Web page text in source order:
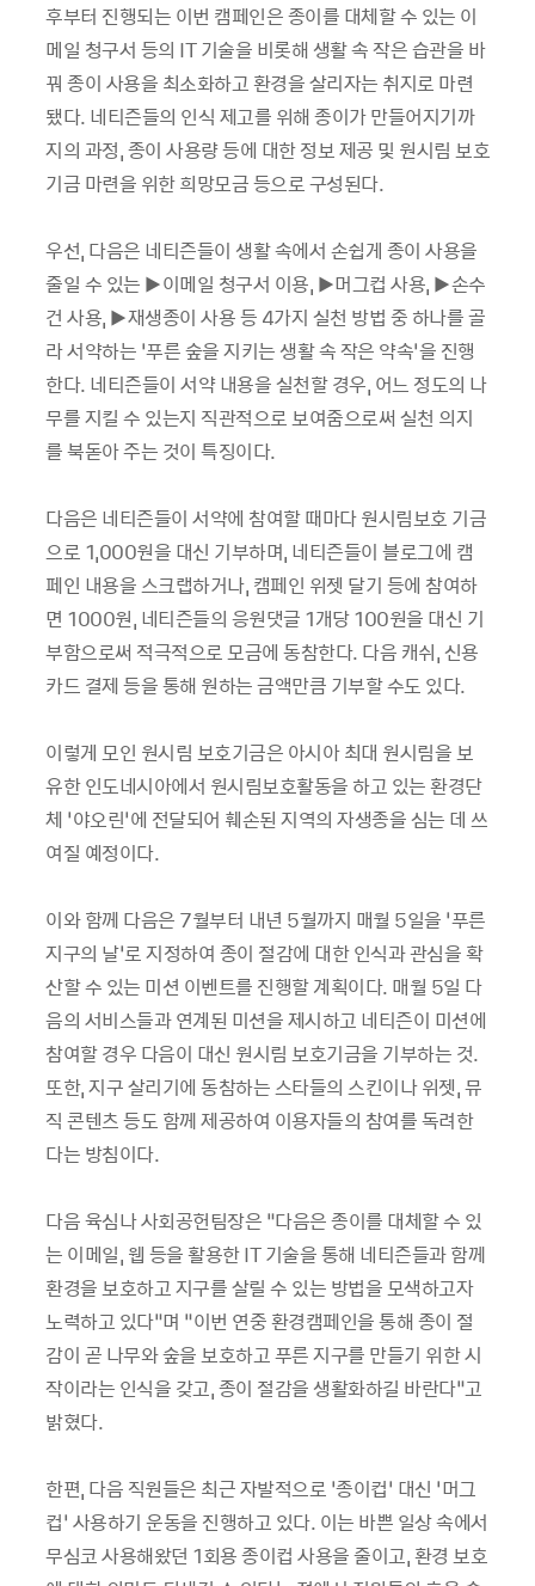
후부터 진행되는 이번 캠페인은 종이를 대체할 수 있는 이
메일 청구서 등의 IT 기술을 비롯해 생활 속 작은 습관을 바
꿔 종이 사용을 최소화하고 환경을 살리자는 취지로 마련
됐다. 네티즌들의 인식 제고를 위해 종이가 만들어지기까
지의 과정, 종이 사용량 등에 대한 정보 제공 및 원시림 보호
기금 마련을 위한 희망모금 등으로 구성된다.
우선, 다음은 네티즌들이 생활 속에서 손쉽게 종이 사용을
줄일 수 있는 ▶이메일 청구서 이용, ▶머그컵 사용, ▶손수
건 사용, ▶재생종이 사용 등 4가지 실천 방법 중 하나를 골
라 서약하는 ‘푸른 숲을 지키는 생활 속 작은 약속’을 진행
한다. 네티즌들이 서약 내용을 실천할 경우, 어느 정도의 나
무를 지킬 수 있는지 직관적으로 보여줌으로써 실천 의지
를 북돋아 주는 것이 특징이다.
다음은 네티즌들이 서약에 참여할 때마다 원시림보호 기금
으로 1,000원을 대신 기부하며, 네티즌들이 블로그에 캠
페인 내용을 스크랩하거나, 캠페인 위젯 달기 등에 참여하
면 1000원, 네티즌들의 응원댓글 1개당 100원을 대신 기
부함으로써 적극적으로 모금에 동참한다. 다음 캐쉬, 신용
카드 결제 등을 통해 원하는 금액만큼 기부할 수도 있다.
이렇게 모인 원시림 보호기금은 아시아 최대 원시림을 보
유한 인도네시아에서 원시림보호활동을 하고 있는 환경단
체 ‘야오린’에 전달되어 훼손된 지역의 자생종을 심는 데 쓰
여질 예정이다.
이와 함께 다음은 7월부터 내년 5월까지 매월 5일을 ‘푸른
지구의 날’로 지정하여 종이 절감에 대한 인식과 관심을 확
산할 수 있는 미션 이벤트를 진행할 계획이다. 매월 5일 다
음의 서비스들과 연계된 미션을 제시하고 네티즌이 미션에
참여할 경우 다음이 대신 원시림 보호기금을 기부하는 것.
또한, 지구 살리기에 동참하는 스타들의 스킨이나 위젯, 뮤
직 콘텐츠 등도 함께 제공하여 이용자들의 참여를 독려한
다는 방침이다.
다음 육심나 사회공헌팀장은 “다음은 종이를 대체할 수 있
는 이메일, 웹 등을 활용한 IT 기술을 통해 네티즌들과 함께
환경을 보호하고 지구를 살릴 수 있는 방법을 모색하고자
노력하고 있다”며 “이번 연중 환경캠페인을 통해 종이 절
감이 곧 나무와 숲을 보호하고 푸른 지구를 만들기 위한 시
작이라는 인식을 갖고, 종이 절감을 생활화하길 바란다”고
밝혔다.
한편, 다음 직원들은 최근 자발적으로 ‘종이컵’ 대신 ‘머그
컵’ 사용하기 운동을 진행하고 있다. 이는 바쁜 일상 속에서
무심코 사용해왔던 1회용 종이컵 사용을 줄이고, 환경 보호